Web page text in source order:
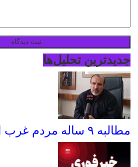
جدیدترین تحلیل‌ها
مطالبه ۹ ساله مردم غرب البرز محقق شد